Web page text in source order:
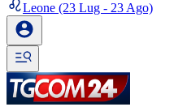
Leone (23 Lug - 23 Ago)